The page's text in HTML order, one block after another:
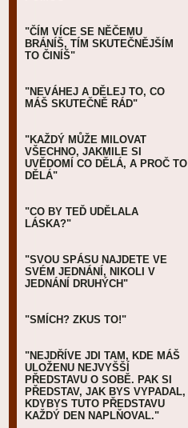
"ČÍM VÍCE SE NĚČEMU
BRÁNÍŠ, TÍM SKUTEČNĚJŠÍM
TO ČINÍŠ"
"NEVÁHEJ A DĚLEJ TO, CO
MÁŠ SKUTEČNĚ RÁD"
"KAŽDÝ MŮŽE MILOVAT
VŠECHNO, JAKMILE SI
UVĚDOMÍ CO DĚLÁ, A PROČ TO
DĚLÁ"
"CO BY TEĎ UDĚLALA
LÁSKA?"
"SVOU SPÁSU NAJDETE VE
SVÉM JEDNÁNÍ, NIKOLI V
JEDNÁNÍ DRUHÝCH"
"SMÍCH? ZKUS TO!"
"NEJDŘÍVE JDI TAM, KDE MÁŠ
ULOŽENU NEJVYŠŠÍ
PŘEDSTAVU O SOBĚ. PAK SI
PŘEDSTAV, JAK BYS VYPADAL,
KDYBYS TUTO PŘEDSTAVU
KAŽDÝ DEN NAPLŇOVAL."